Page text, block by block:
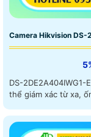
Camera Hikvision DS-
DS-
thể giám xác từ xa,